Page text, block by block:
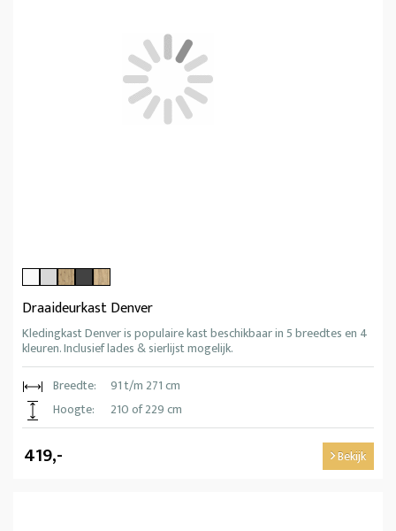
Draaideurkast Denver
Kledingkast Denver is populaire kast beschikbaar in 5 breedtes en 4
kleuren. Inclusief lades & sierlijst mogelijk.
Breedte:
91 t/m 271 cm
Hoogte:
210 of 229 cm
419,- Bekijk